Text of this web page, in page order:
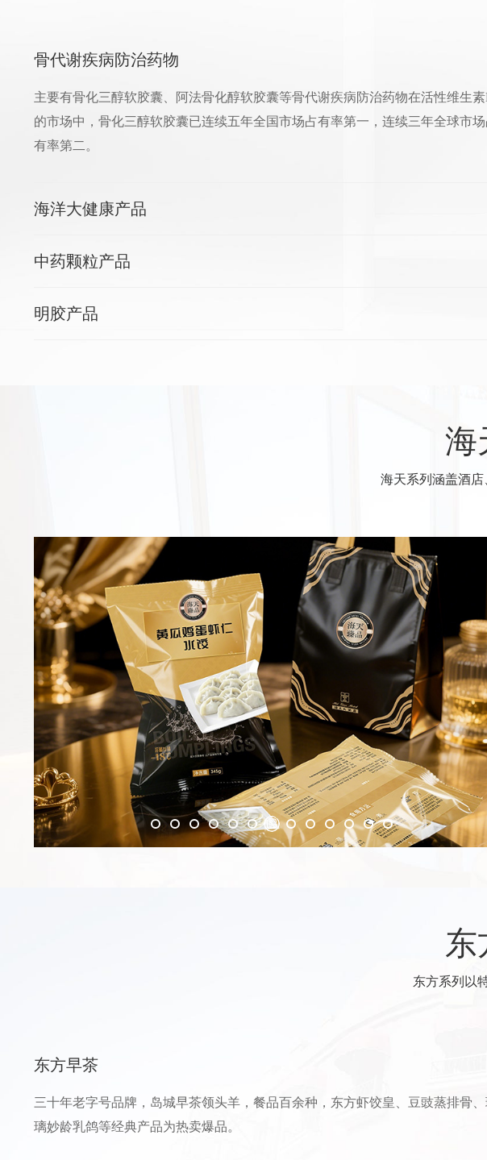
骨代谢疾病防治药物
主要有骨化三醇软胶囊、阿法骨化醇软胶囊等骨代谢疾病防治药物在活性维生
的市场中，骨化三醇软胶囊已连续五年全国市场占有率第一，连续三年全球市场
有率第二。
海洋大健康产品
中药颗粒产品
明胶产品
海
海天系列涵盖酒店
东
东方系列以
东方早茶
三十年老字号品牌，岛城早茶领头羊，餐品百余种，东方虾饺皇、豆豉蒸排骨、
璃妙龄乳鸽等经典产品为热卖爆品。